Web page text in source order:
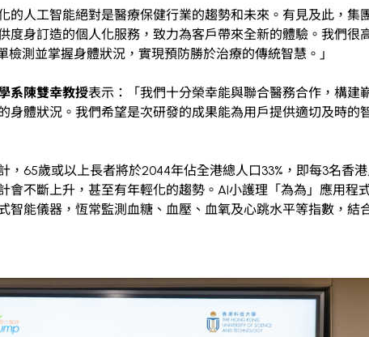
的人工智能絕對是醫療保健行業的趨勢和未來。有見及此，集
度身訂造的個人化服務，致力為客戶帶來全新的體驗。我們很
測並掌握身體狀況，實現預防勝於治療的傳統智慧。」
系陳雙幸教授表示：「我們十分榮幸能與聯合醫務合作，構建
身體狀況。我們希望是次研發的成果能為用戶提供適切及時的
65歲或以上長者將於2044年佔全港總人口33%，即每3名香港
會不斷上升，甚至有年輕化的趨勢。AI小護理「為為」應用程
智能儀器，恆常監測血糖、血壓、血氧及心跳水平等指數，結